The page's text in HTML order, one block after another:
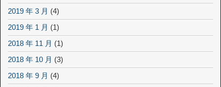
2019 年 3 月 (4)
2019 年 1 月 (1)
2018 年 11 月 (1)
2018 年 10 月 (3)
2018 年 9 月 (4)